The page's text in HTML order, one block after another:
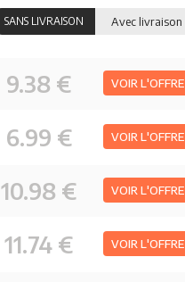
SANS LIVRAISON Avec livraison
9.38 € VOIR L'OFFRE
6.99 € VOIR L'OFFRE
10.98 € VOIR L'OFFRE
11.74 € VOIR L'OFFRE